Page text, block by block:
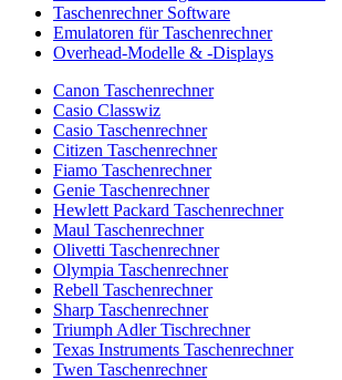
Taschenrechner Software
Emulatoren für Taschenrechner
Overhead-Modelle & -Displays
Canon Taschenrechner
Casio Classwiz
Casio Taschenrechner
Citizen Taschenrechner
Fiamo Taschenrechner
Genie Taschenrechner
Hewlett Packard Taschenrechner
Maul Taschenrechner
Olivetti Taschenrechner
Olympia Taschenrechner
Rebell Taschenrechner
Sharp Taschenrechner
Triumph Adler Tischrechner
Texas Instruments Taschenrechner
Twen Taschenrechner